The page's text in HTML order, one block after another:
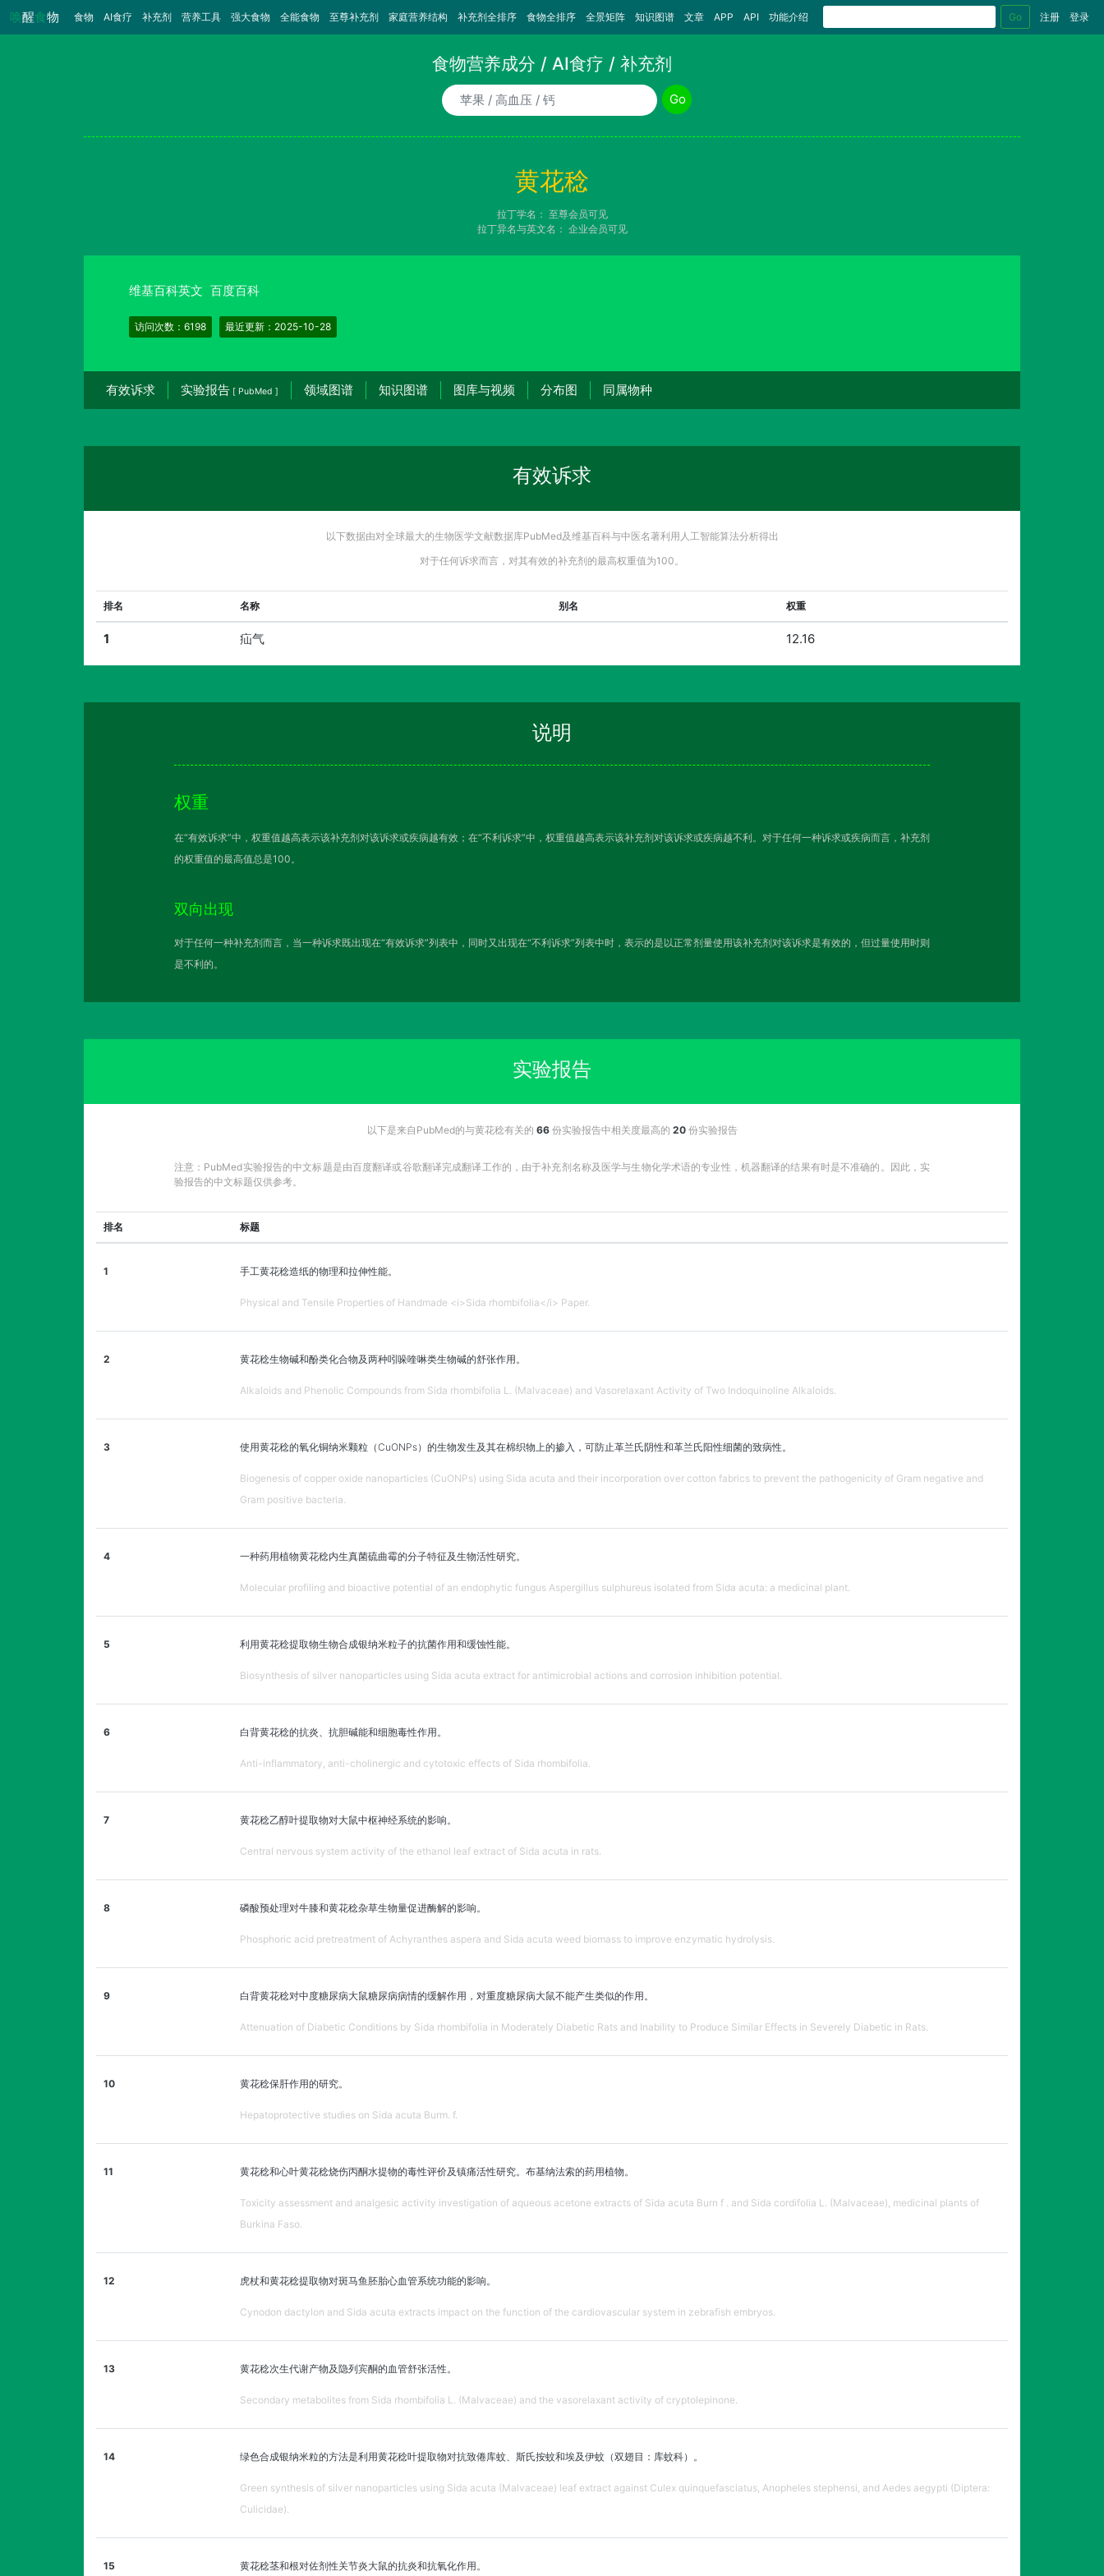
唤醒食物 食物 （当前）
AI食疗 补充剂 营养工具 强大食物 全能食物 至尊补充剂 家庭营养结构 补充剂全排序 食物全排序 全景矩阵 知识图谱 文章 APP API 功能介绍 Go 注册 登录
食物营养成分 / AI食疗 / 补充剂
食物/AI食疗诉求/补充剂名称
Go
黄花稔
拉丁学名： 至尊会员可见
拉丁异名与英文名： 企业会员可见
维基百科英文 百度百科
访问次数：6198 最近更新：2025-10-28
有效诉求 实验报告 [ PubMed ] 领域图谱 知识图谱 图库与视频 分布图 同属物种
有效诉求
以下数据由对全球最大的生物医学文献数据库PubMed及维基百科与中医名著利用人工智能算法分析得出
对于任何诉求而言，对其有效的补充剂的最高权重值为100。
排名 名称 别名 权重
1 疝气 12.16
说明
权重
在“有效诉求”中，权重值越高表示该补充剂对该诉求或疾病越有效；在“不利诉求”中，权重值越高表示该补充剂对该诉求或疾病越不利。对于任何一种诉求或疾病而言，补充剂
的权重值的最高值总是100。
双向出现
对于任何一种补充剂而言，当一种诉求既出现在“有效诉求”列表中，同时又出现在“不利诉求”列表中时，表示的是以正常剂量使用该补充剂对该诉求是有效的，但过量使用时则
是不利的。
实验报告
以下是来自PubMed的与黄花稔有关的 66份实验报告中相关度最高的 20份实验报告
注意：PubMed实验报告的中文标题是由百度翻译或谷歌翻译完成翻译工作的，由于补充剂名称及医学与生物化学术语的专业性，机器翻译的结果有时是不准确的。因此，实
验报告的中文标题仅供参考。
排名 标题
1 手工黄花稔造纸的物理和拉伸性能。
Physical and Tensile Properties of Handmade <i>Sida rhombifolia</i> Paper.
2 黄花稔生物碱和酚类化合物及两种吲哚喹啉类生物碱的舒张作用。
Alkaloids and Phenolic Compounds from Sida rhombifolia L. (Malvaceae) and Vasorelaxant Activity of Two Indoquinoline Alkaloids.
3 使用黄花稔的氧化铜纳米颗粒（CuONPs）的生物发生及其在棉织物上的掺入，可防止革兰氏阴性和革兰氏阳性细菌的致病性。
Biogenesis of copper oxide nanoparticles (CuONPs) using Sida acuta and their incorporation over cotton fabrics to prevent the pathogenicity of Gram negative and
Gram positive bacteria.
4 一种药用植物黄花稔内生真菌硫曲霉的分子特征及生物活性研究。
Molecular profiling and bioactive potential of an endophytic fungus Aspergillus sulphureus isolated from Sida acuta: a medicinal plant.
5 利用黄花稔提取物生物合成银纳米粒子的抗菌作用和缓蚀性能。
Biosynthesis of silver nanoparticles using Sida acuta extract for antimicrobial actions and corrosion inhibition potential.
6 白背黄花稔的抗炎、抗胆碱能和细胞毒性作用。
Anti-inflammatory, anti-cholinergic and cytotoxic effects of Sida rhombifolia.
7 黄花稔乙醇叶提取物对大鼠中枢神经系统的影响。
Central nervous system activity of the ethanol leaf extract of Sida acuta in rats.
8 磷酸预处理对牛膝和黄花稔杂草生物量促进酶解的影响。
Phosphoric acid pretreatment of Achyranthes aspera and Sida acuta weed biomass to improve enzymatic hydrolysis.
9 白背黄花稔对中度糖尿病大鼠糖尿病病情的缓解作用，对重度糖尿病大鼠不能产生类似的作用。
Attenuation of Diabetic Conditions by Sida rhombifolia in Moderately Diabetic Rats and Inability to Produce Similar Effects in Severely Diabetic in Rats.
10 黄花稔保肝作用的研究。
Hepatoprotective studies on Sida acuta Burm. f.
11 黄花稔和心叶黄花稔烧伤丙酮水提物的毒性评价及镇痛活性研究。布基纳法索的药用植物。
Toxicity assessment and analgesic activity investigation of aqueous acetone extracts of Sida acuta Burn f . and Sida cordifolia L. (Malvaceae), medicinal plants of
Burkina Faso.
12 虎杖和黄花稔提取物对斑马鱼胚胎心血管系统功能的影响。
Cynodon dactylon and Sida acuta extracts impact on the function of the cardiovascular system in zebrafish embryos.
13 黄花稔次生代谢产物及隐列宾酮的血管舒张活性。
Secondary metabolites from Sida rhombifolia L. (Malvaceae) and the vasorelaxant activity of cryptolepinone.
14 绿色合成银纳米粒的方法是利用黄花稔叶提取物对抗致倦库蚊、斯氏按蚊和埃及伊蚊（双翅目：库蚊科）。
Green synthesis of silver nanoparticles using Sida acuta (Malvaceae) leaf extract against Culex quinquefasciatus, Anopheles stephensi, and Aedes aegypti (Diptera:
Culicidae).
15 黄花稔茎和根对佐剂性关节炎大鼠的抗炎和抗氧化作用。